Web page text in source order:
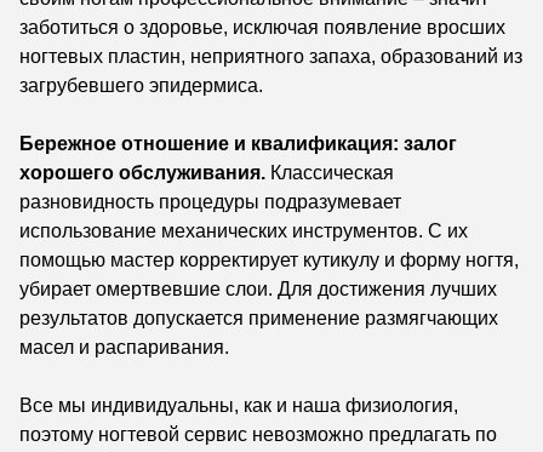
заботиться о здоровье, исключая появление вросших
ногтевых пластин, неприятного запаха, образований из
загрубевшего эпидермиса.
Бережное отношение и квалификация: залог
хорошего обслуживания. Классическая
разновидность процедуры подразумевает
использование механических инструментов. С их
помощью мастер корректирует кутикулу и форму ногтя,
убирает омертвевшие слои. Для достижения лучших
результатов допускается применение размягчающих
масел и распаривания.
Все мы индивидуальны, как и наша физиология,
поэтому ногтевой сервис невозможно предлагать по